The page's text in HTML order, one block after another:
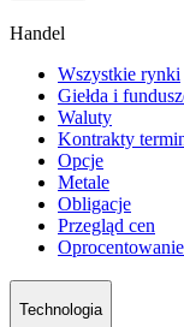
Handel
Wszystkie rynki
Giełda i
Waluty
Kontrakty
Opcje
Metale
Obligacje
Przegląd cen
Technologia